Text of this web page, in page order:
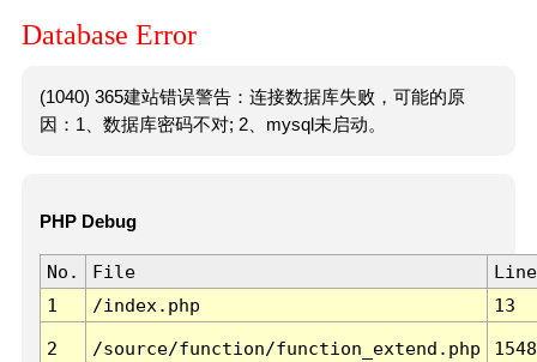
Database Error
(1040) 365建站错误警告：连接数据库失败，可能的原
因：1、数据库密码不对; 2、mysql未启动。
PHP Debug
No. File
Line
1
/index.php 13
2 /source/function/function_extend.php 1548